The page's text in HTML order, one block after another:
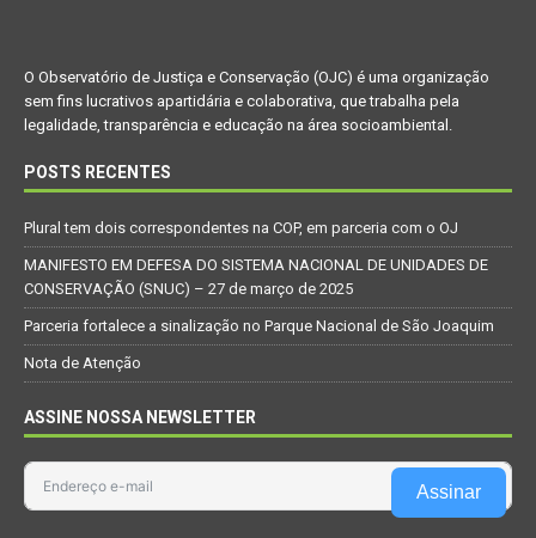
O Observatório de Justiça e Conservação (OJC) é uma organização
sem fins lucrativos apartidária e colaborativa, que trabalha pela
legalidade, transparência e educação na área socioambiental.
POSTS RECENTES
Plural tem dois correspondentes na COP, em parceria com o OJ
MANIFESTO EM DEFESA DO SISTEMA NACIONAL DE UNIDADES DE
CONSERVAÇÃO (SNUC) – 27 de março de 2025
Parceria fortalece a sinalização no Parque Nacional de São Joaquim
Nota de Atenção
ASSINE NOSSA NEWSLETTER
Assinar